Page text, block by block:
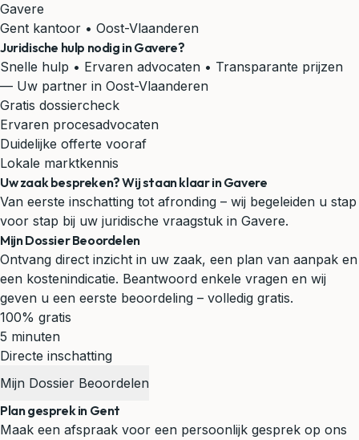
Gavere
Gent kantoor • Oost-Vlaanderen
Juridische hulp nodig inGavere?
Snelle hulp • Ervaren advocaten • Transparante prijzen
— Uw partner in Oost-Vlaanderen
Gratis dossiercheck
Ervaren procesadvocaten
Duidelijke offerte vooraf
Lokale marktkennis
Uw zaak bespreken? Wij staan klaar in Gavere
Van eerste inschatting tot afronding – wij begeleiden u stap
voor stap bij uw juridische vraagstuk in Gavere.
Mijn Dossier Beoordelen
Ontvang direct inzicht in uw zaak, een plan van aanpak en
een kostenindicatie. Beantwoord enkele vragen en wij
geven u een eerste beoordeling – volledig gratis.
100% gratis
5 minuten
Directe inschatting
Mijn Dossier Beoordelen
Plan gesprek in Gent
Maak een afspraak voor een persoonlijk gesprek op ons